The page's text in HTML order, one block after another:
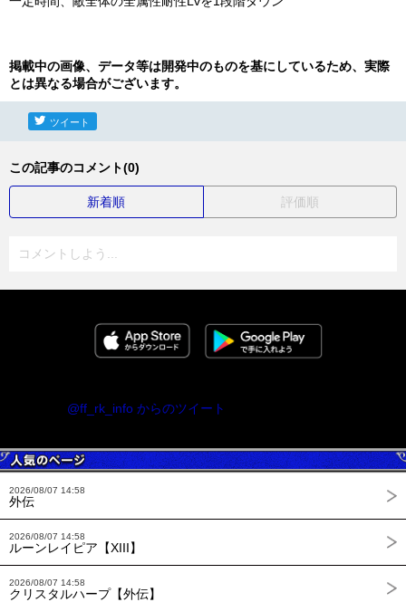
掲載中の画像、データ等は開発中のものを基にしているため、実際
とは異なる場合がございます。
ツイート
この記事のコメント(0)
新着順 評価順
コメントしよう...
@ff_rk_info からのツイート
2026/08/07 14:58
外伝
2026/08/07 14:58
ルーンレイピア【XIII】
2026/08/07 14:58
クリスタルハープ【外伝】